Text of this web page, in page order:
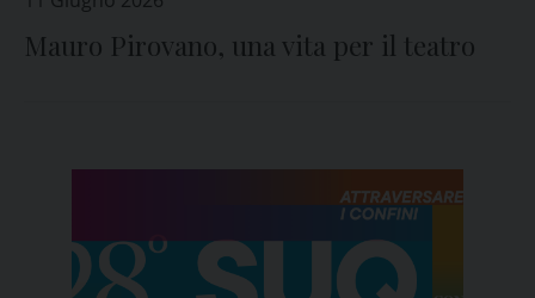
Mauro Pirovano, una vita per il teatro